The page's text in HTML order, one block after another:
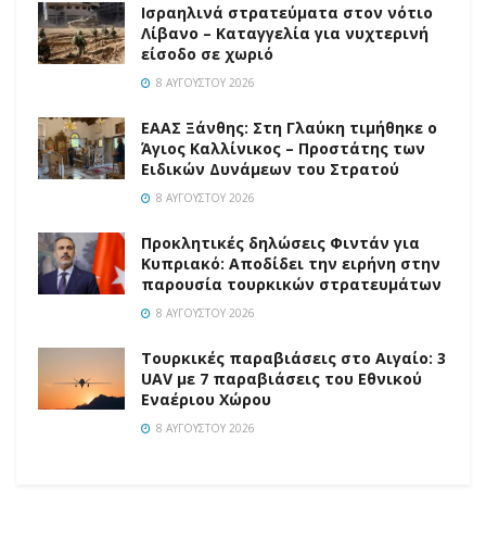
Ισραηλινά στρατεύματα στον νότιο
Λίβανο – Καταγγελία για νυχτερινή
είσοδο σε χωριό
8 ΑΥΓΟΎΣΤΟΥ 2026
EAAΣ Ξάνθης: Στη Γλαύκη τιμήθηκε ο
Άγιος Καλλίνικος – Προστάτης των
Ειδικών Δυνάμεων του Στρατού
8 ΑΥΓΟΎΣΤΟΥ 2026
Προκλητικές δηλώσεις Φιντάν για
Κυπριακό: Αποδίδει την ειρήνη στην
παρουσία τουρκικών στρατευμάτων
8 ΑΥΓΟΎΣΤΟΥ 2026
Τουρκικές παραβιάσεις στο Αιγαίο: 3
UAV με 7 παραβιάσεις του Εθνικού
Εναέριου Χώρου
8 ΑΥΓΟΎΣΤΟΥ 2026